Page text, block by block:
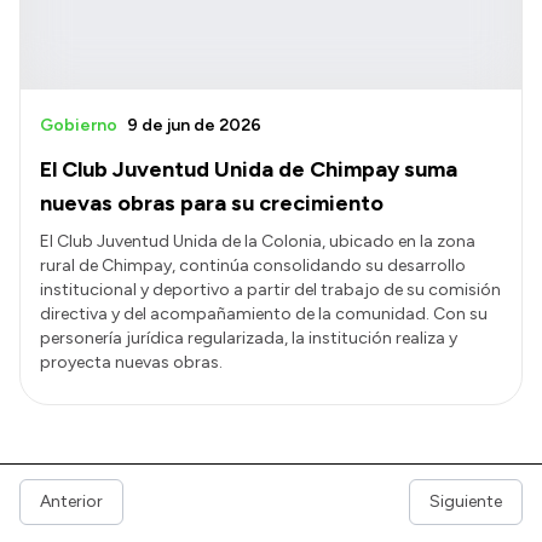
El Club Juventud Unida de Chimpay suma
nuevas obras para su crecimiento
Gobierno 9 de jun de 2026
El Club Juventud Unida de la Colonia, ubicado en la zona
rural de Chimpay, continúa consolidando su desarrollo
institucional y deportivo a partir del trabajo de su comisión
directiva y del acompañamiento de la comunidad. Con su
personería jurídica regularizada, la institución realiza y
proyecta nuevas obras.
Anterior Siguiente